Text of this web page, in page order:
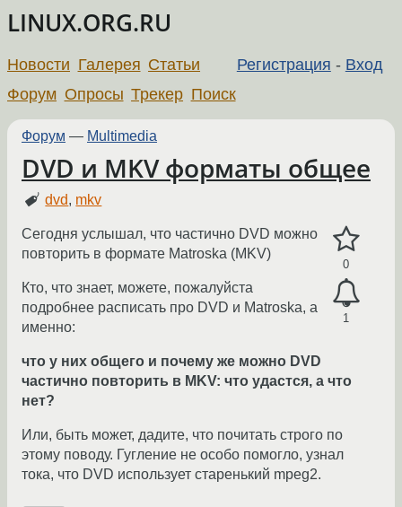
LINUX.ORG.RU
Регистрация - Вход
Новости Галерея Статьи
Форум Опросы Трекер Поиск
Форум — Multimedia
DVD и MKV форматы общее
dvd, mkv
0
1
Сегодня услышал, что частично DVD можно
повторить в формате Matroska (MKV)
Кто, что знает, можете, пожалуйста
подробнее расписать про DVD и Matroska, а
именно:
что у них общего и почему же можно DVD
частично повторить в MKV: что удастся, a что
нет?
Или, быть может, дадите, что почитать строго по
этому поводу. Гугление не особо помогло, узнал
тока, что DVD использует старенький mpeg2.